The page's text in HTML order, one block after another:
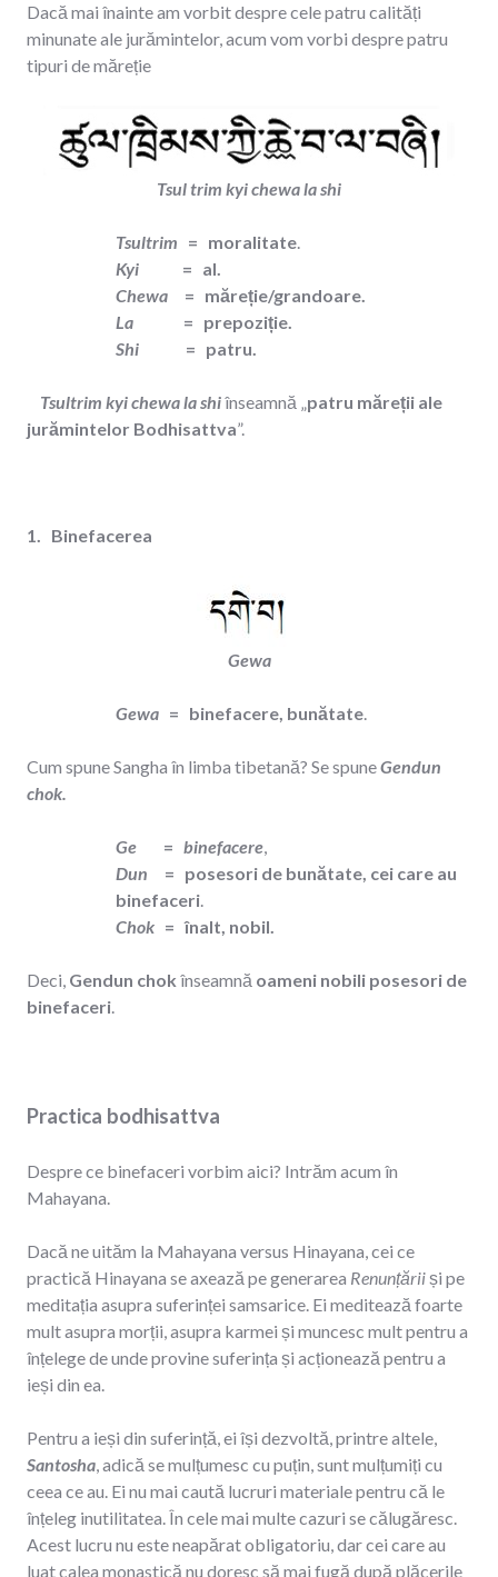
Dacă mai înainte am vorbit despre cele patru calități
minunate ale jurămintelor, acum vom vorbi despre patru
tipuri de măreție
Tsul trim kyi chewa la shi
Tsultrim = moralitate.
Kyi
= al.
Chewa = măreție/grandoare.
La = prepoziție.
Shi = patru.
Tsultrim kyi chewa la shiînseamnă „patru măreții ale
jurămintelor Bodhisattva”.
1. Binefacerea
Gewa
Gewa = binefacere, bunătate.
Cum spune Sangha în limba tibetană? Se spuneGendun
chok.
Ge = binefacere,
Dun
= posesori de bunătate, cei care au
binefaceri.
Chok = înalt, nobil.
Deci, Gendun chok înseamnă oameni nobili posesori de
binefaceri.
Practica bodhisattva
Despre ce binefaceri vorbim aici? Intrăm acum în
Mahayana.
Dacă ne uităm la Mahayana versus Hinayana, cei ce
practică Hinayana se axează pe generarea Renunțăriiși pe
meditația asupra suferinței samsarice. Ei meditează foarte
mult asupra morții, asupra karmei și muncesc mult pentru a
înțelege de unde provine suferința și acționează pentru a
ieși din ea.
Pentru a ieși din suferință, ei își dezvoltă, printre altele,
Santosha, adică se mulțumesc cu puțin, sunt mulțumiți cu
ceea ce au. Ei nu mai caută lucruri materiale pentru că le
înțeleg inutilitatea. În cele mai multe cazuri se călugăresc.
Acest lucru nu este neapărat obligatoriu, dar cei care au
luat calea monastică nu doresc să mai fugă după plăcerile